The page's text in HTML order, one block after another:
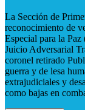
La Sección de
reconocimiento de
Especial para la
Juicio Adversarial
coronel retirado
guerra y de lesa
extrajudiciales y
como bajas en